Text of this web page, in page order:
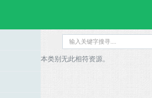
本类别无此相符资源。